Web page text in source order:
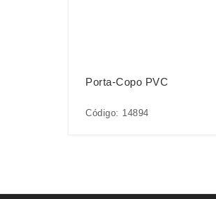
Porta-Copo PVC
Código: 14894